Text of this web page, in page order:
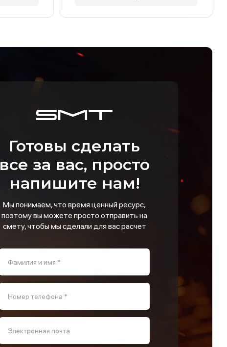
Готовы сделать
все за вас, просто
напишите нам!
Мы понимаем, что время ценный ресурс,
поэтому вы можете просто отправить на
смету, чтобы мы сделали для вас расчет
Фамилия и имя *
Номер телефона *
Электронная почта